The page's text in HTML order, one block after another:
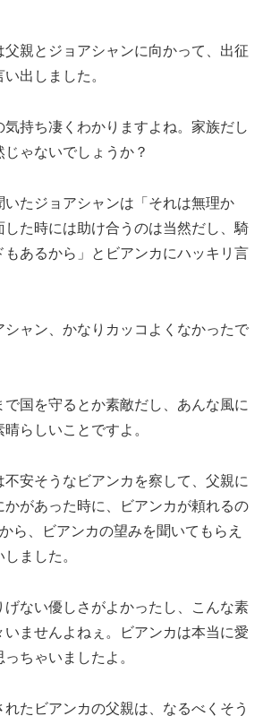
親とジョアシャンに向かって、出征
出しました。
持ち凄くわかりますよね。家族だし
ゃないでしょうか？
いたジョアシャンは「それは無理か
した時には助け合うのは当然だし、騎
もあるから」とビアンカにハッキリ言
シャン、かなりカッコよくなかったで
で国を守るとか素敵だし、あんな風に
らしいことですよ。
安そうなビアンカを察して、父親に
かがあった時に、ビアンカが頼れるの
ら、ビアンカの望みを聞いてもらえ
ました。
げない優しさがよかったし、こんな素
ませんよねぇ。ビアンカは本当に愛
ちゃいましたよ。
たビアンカの父親は、なるべくそう